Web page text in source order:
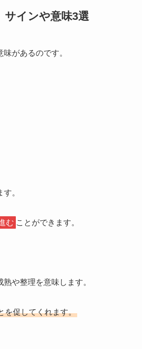
インや意味3選
があるのです。
。
む ことができます。
や整理を意味します。
を促してくれます。